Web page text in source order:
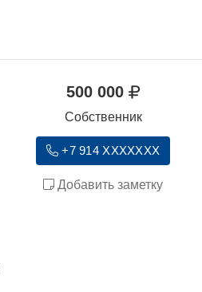
500 000
Собственник
+7 914 XXXXXXX
Добавить заметку